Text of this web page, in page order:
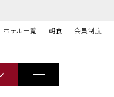
ホテル一覧 朝食 会員制度